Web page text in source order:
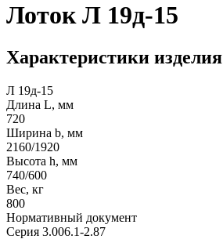
Лоток Л 19д-15
Характеристики изделия
Л 19д-15
Длина L, мм
720
Ширина b, мм
2160/1920
Высота h, мм
740/600
Вес, кг
800
Нормативный документ
Серия 3.006.1-2.87